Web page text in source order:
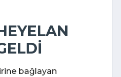
bağlayan